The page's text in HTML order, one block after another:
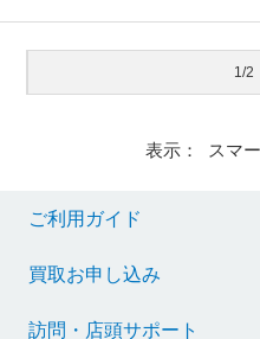
1/2
表示： スマ
ご利用ガイド
買取お申し込み
訪問・店頭サポート